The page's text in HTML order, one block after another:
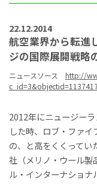
22.12.2014
航空業界から転進
ジの国際展開戦略
ニュースソース http://
2012年にニュージー
した時、ロブ・ファ
の、と高をくくってい
社（メリノ・ウール製
ル・インターナショ